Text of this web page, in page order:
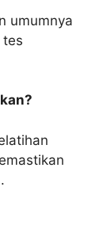
umumnya
tes